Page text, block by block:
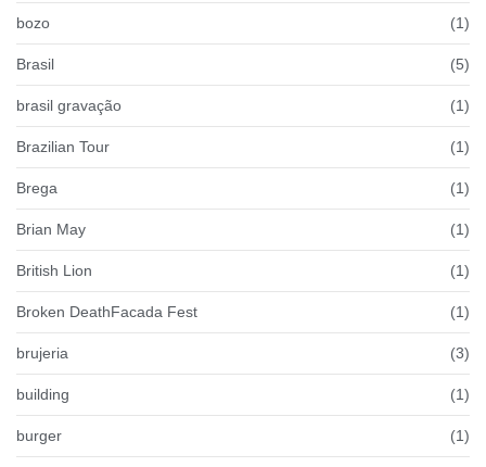
bozo (1)
Brasil (5)
brasil gravação (1)
Brazilian Tour (1)
Brega (1)
Brian May (1)
British Lion (1)
Broken DeathFacada Fest (1)
brujeria (3)
building (1)
burger (1)